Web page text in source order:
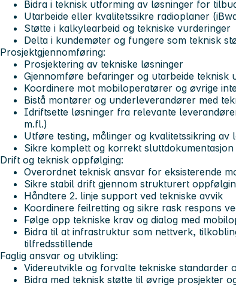
Bidra i teknisk utforming av løsninger for
Utarbeide eller kvalitetssikre radioplaner
Støtte i kalkylearbeid og tekniske vurderinger
Delta i kundemøter og fungere som teknisk
Prosjektgjennomføring:
Prosjektering av tekniske løsninger
Gjennomføre befaringer og utarbeide teknisk
Koordinere mot mobiloperatører og øvrige
Bistå montører og underleverandører med
Idriftsette løsninger fra relevante
m.fl.)
Utføre testing, målinger og kvalitetssikring av
Sikre komplett og korrekt sluttdokumentasjon
Drift og teknisk oppfølging:
Overordnet teknisk ansvar for eksisterende
Sikre stabil drift gjennom strukturert
Håndtere 2. linje support ved tekniske avvik
Koordinere feilretting og sikre rask respons
Følge opp tekniske krav og dialog med
Bidra til at infrastruktur som nettverk,
tilfredsstillende
Faglig ansvar og utvikling:
Videreutvikle og forvalte tekniske standarder
Bidra med teknisk støtte til øvrige prosjekter